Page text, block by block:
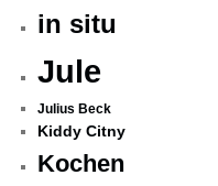
in situ
Jule
Julius Beck
Kiddy Citny
Kochen